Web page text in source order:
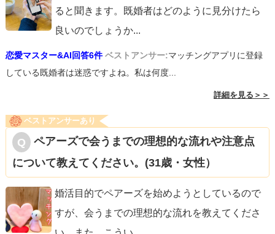
ると聞きます。既婚者はどのように見分けたら
良いのでしょうか...
恋愛マスター&AI回答6件 ベストアンサー:マッチングアプリに登録
している既婚者は迷惑ですよね。私は何度...
詳細を見る＞＞
ベストアンサーあり
ペアーズで会うまでの理想的な流れや注意点
について教えてください。(31歳・女性）
婚活目的でペアーズを始めようとしているので
すが、会うまでの理想的な流れを教えてくださ